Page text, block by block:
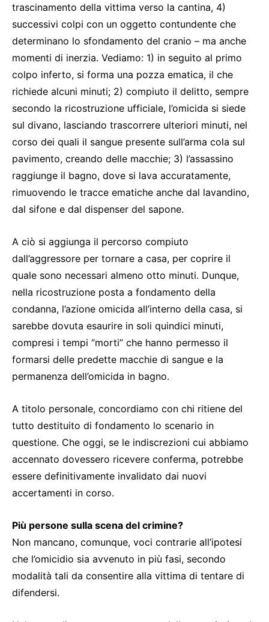
trascinamento della vittima verso la cantina, 4)
successivi colpi con un oggetto contundente che
determinano lo sfondamento del cranio – ma anche
momenti di inerzia. Vediamo: 1) in seguito al primo
colpo inferto, si forma una pozza ematica, il che
richiede alcuni minuti; 2) compiuto il delitto, sempre
secondo la ricostruzione ufficiale, l’omicida si siede
sul divano, lasciando trascorrere ulteriori minuti, nel
corso dei quali il sangue presente sull’arma cola sul
pavimento, creando delle macchie; 3) l’assassino
raggiunge il bagno, dove si lava accuratamente,
rimuovendo le tracce ematiche anche dal lavandino,
dal sifone e dal dispenser del sapone.
A ciò si aggiunga il percorso compiuto
dall’aggressore per tornare a casa, per coprire il
quale sono necessari almeno otto minuti. Dunque,
nella ricostruzione posta a fondamento della
condanna, l’azione omicida all’interno della casa, si
sarebbe dovuta esaurire in soli quindici minuti,
compresi i tempi “morti” che hanno permesso il
formarsi delle predette macchie di sangue e la
permanenza dell’omicida in bagno.
A titolo personale, concordiamo con chi ritiene del
tutto destituito di fondamento lo scenario in
questione. Che oggi, se le indiscrezioni cui abbiamo
accennato dovessero ricevere conferma, potrebbe
essere definitivamente invalidato dai nuovi
accertamenti in corso.
Più persone sulla scena del crimine?
Non mancano, comunque, voci contrarie all’ipotesi
che l’omicidio sia avvenuto in più fasi, secondo
modalità tali da consentire alla vittima di tentare di
difendersi.